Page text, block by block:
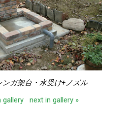
ンガ架台・水受け+ノズル
gallery
next in gallery »